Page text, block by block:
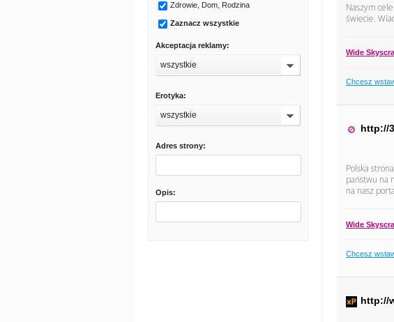
Zdrowie, Dom, Rodzina
Zaznacz wszystkie
Akceptacja reklamy:
wszystkie
Erotyka:
wszystkie
Adres strony:
Opis:
Naszym
świecie.
Wide
Chcesz
http://
Polska
państwu na
na nasz
Wide
Chcesz
http://